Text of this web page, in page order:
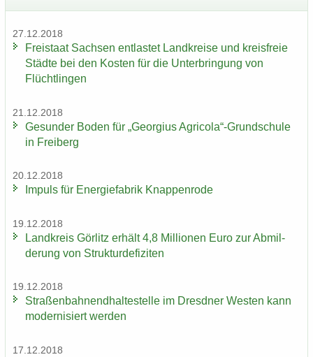
27.12.2018
Frei­staat Sach­sen ent­las­tet Land­krei­se und kreis­freie
Städ­te bei den Kos­ten für die Un­ter­brin­gung von
Flücht­lin­gen
21.12.2018
Ge­sun­der Boden für „Ge­or­gi­us Agri­co­la“-​Grundschule
in Frei­berg
20.12.2018
Im­puls für En­er­gie­fa­brik Knap­pen­ro­de
19.12.2018
Land­kreis Gör­litz er­hält 4,8 Mil­lio­nen Euro zur Ab­mil­
de­rung von Struk­tur­de­fi­zi­ten
19.12.2018
Stra­ßen­bah­nend­hal­te­stel­le im Dresd­ner Wes­ten kann
mo­der­ni­siert wer­den
17.12.2018